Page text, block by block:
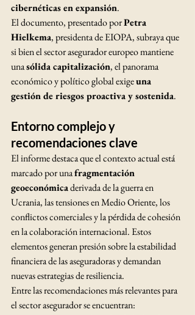
cibernéticas en expansión.
El documento, presentado por Petra
Hielkema, presidenta de EIOPA, subraya que
si bien el sector asegurador europeo mantiene
una sólida capitalización, el panorama
económico y político global exige una
gestión de riesgos proactiva y sostenida.
Entorno complejo y
recomendaciones clave
El informe destaca que el contexto actual está
marcado por una fragmentación
geoeconómica derivada de la guerra en
Ucrania, las tensiones en Medio Oriente, los
conflictos comerciales y la pérdida de cohesión
en la colaboración internacional. Estos
elementos generan presión sobre la estabilidad
financiera de las aseguradoras y demandan
nuevas estrategias de resiliencia.
Entre las recomendaciones más relevantes para
el sector asegurador se encuentran: